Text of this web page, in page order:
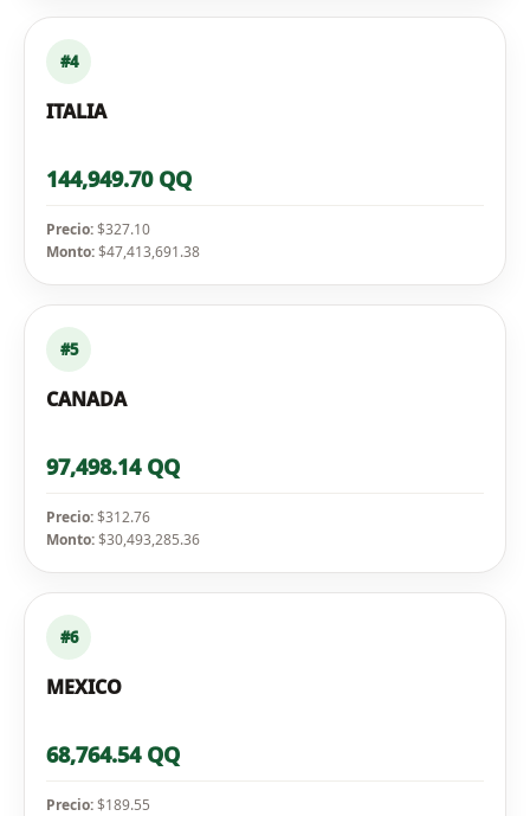
#4
ITALIA
144,949.70 QQ
Precio:$327.10
Monto:$47,413,691.38
#5
CANADA
97,498.14 QQ
Precio:$312.76
Monto:$30,493,285.36
#6
MEXICO
68,764.54 QQ
Precio:$189.55